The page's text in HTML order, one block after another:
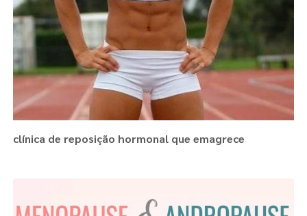
clínica de reposição hormonal que emagrece